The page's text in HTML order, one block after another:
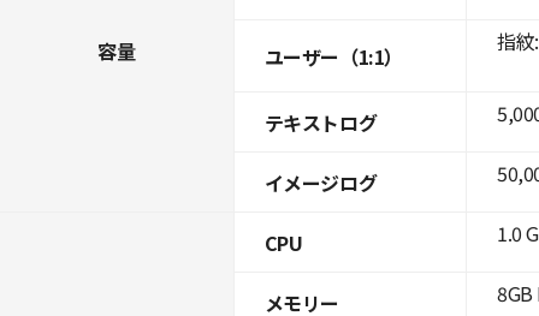
容量 ユーザー（1:1）
テキストログ
イメージログ
CPU
メモリー
指紋
1.0
8GB